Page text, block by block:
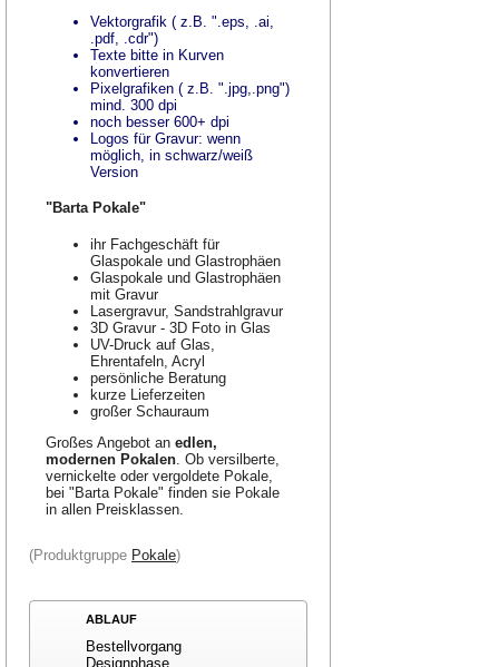
Vektorgrafik ( z.B. ".eps, .ai,
.pdf, .cdr")
Texte bitte in Kurven
konvertieren
Pixelgrafiken ( z.B. ".jpg,.png")
mind. 300 dpi
noch besser 600+ dpi
Logos für Gravur: wenn
möglich, in schwarz/weiß
Version
"Barta Pokale"
ihr Fachgeschäft für
Glaspokale und Glastrophäen
Glaspokale und Glastrophäen
mit Gravur
Lasergravur, Sandstrahlgravur
3D Gravur - 3D Foto in Glas
UV-Druck auf Glas,
Ehrentafeln, Acryl
persönliche Beratung
kurze Lieferzeiten
großer Schauraum
Großes Angebot an edlen,
modernen Pokalen . Ob versilberte,
vernickelte oder vergoldete Pokale,
bei "Barta Pokale" finden sie Pokale
in allen Preisklassen.
(Produktgruppe Pokale)
ABLAUF
Bestellvorgang
Designphase